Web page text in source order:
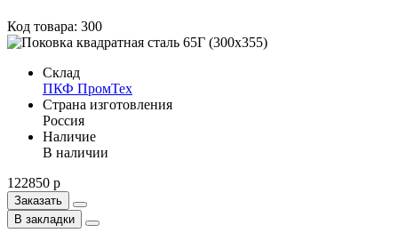
Код товара: 300
Склад
ПКФ ПромТех
Страна изготовления
Россия
Наличие
В наличии
122850 р
Заказать
В закладки